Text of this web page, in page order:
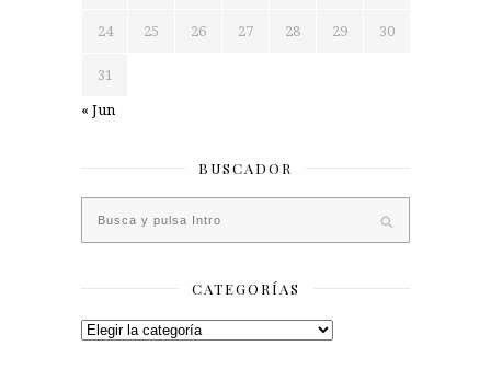
24 25 26 27 28 29 30
31
« Jun
BUSCADOR
CATEGORÍAS
Categorías